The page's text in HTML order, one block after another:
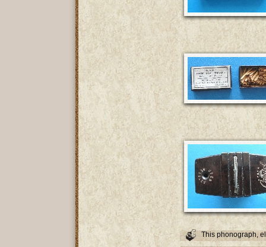
This phonograph,